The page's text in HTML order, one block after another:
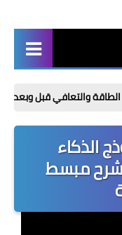
موضوعات تعبير | Essay
الذكاء
شرح مبسط